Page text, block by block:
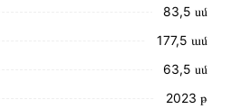
83,5 սմ
177,5 ամ
63,5 սմ
2023 թ